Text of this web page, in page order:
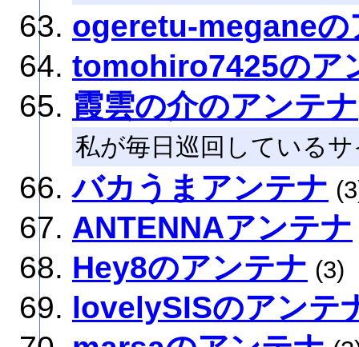
ogeretu-meganeの
tomohiro7425のア
霞雲の介のアンテナ
私が毎日巡回している
バカうまアンテナ
ANTENNAアンテナ
Hey8のアンテナ (3)
lovelySISのアンテ